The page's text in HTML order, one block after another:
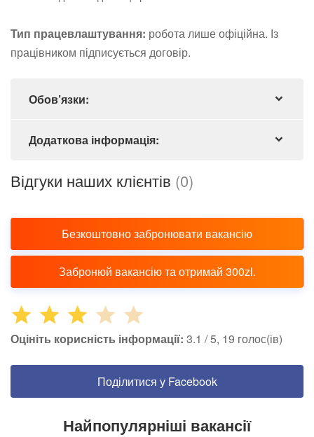
Тип працевлаштування: робота лише офіційна. Із
працівником підписується договір.
Обов’язки:
Додаткова інформація:
Відгуки наших клієнтів (0)
Безкоштовно забронювати вакансію
Забронюй вакансію та отримай 300zl.
Оцініть корисність інформації: 3.1 / 5, 19 голос(ів)
Поділитися у Facebook
Найпопулярніші вакансії